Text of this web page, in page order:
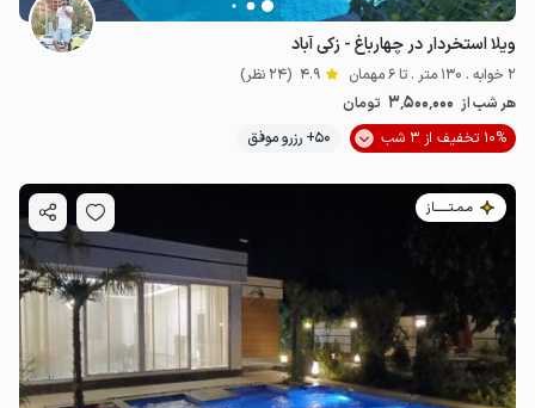
ویلا استخردار در چهارباغ - زکی آباد
2 خوابه . 130 متر . تا 6 مهمان 4.9 (24 نظر)
هر شب از 3٬500٬000 تومان
10% تخفیف از 3 شب
50+ رزرو موفق
مـمـتــــــاز